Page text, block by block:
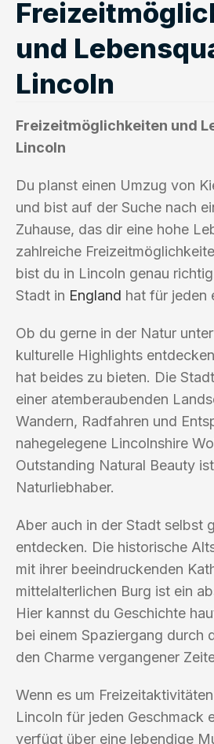
und
Lincoln
Freizeitmöglichkeiten und
Lincoln
Du planst einen Umzug von
und bist auf der Suche nach
Zuhause, das dir eine hohe
zahlreiche
bist du in Lincoln genau
Stadt in England hat für jeden
Ob du gerne in der Natur
kulturelle Highlights
hat beides zu bieten. Die
einer atemberaubenden
Wandern, Radfahren und
nahegelegene Lincolnshire
Outstanding Natural Beauty
Naturliebhaber.
Aber auch in der Stadt selbst
entdecken. Die historische
mit ihrer beeindruckenden
mittelalterlichen Burg ist ein
Hier kannst du Geschichte
bei einem Spaziergang durch
den Charme vergangener
Wenn es um
Lincoln für jeden Geschmack
verfügt über eine lebendige